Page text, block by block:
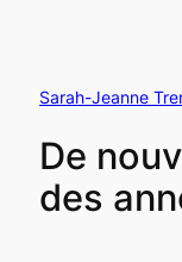
Sarah-Jeanne
De
des